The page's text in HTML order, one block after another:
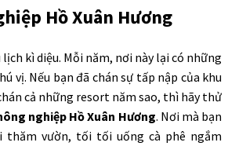
Hồ Xuân Hương
kì diệu. Mỗi năm, nơi này lại có những
vị. Nếu bạn đã chán sự tấp nập của khu
cả những resort năm sao, thì hãy thử
nghiệp Hồ Xuân Hương. Nơi mà bạn
thăm vườn, tối tối uống cà phê ngắm